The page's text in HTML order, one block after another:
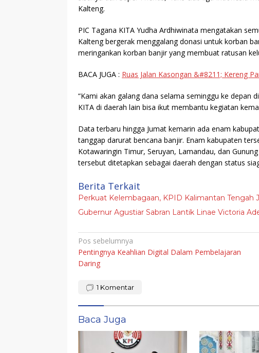
Kalteng.
PIC Tagana KITA Yudha Ardhiwinata mengatakan
Kalteng bergerak menggalang donasi untuk korban
meringankan korban banjir yang membuat ratusan
BACA JUGA : Ruas Jalan Kasongan &#8211; Kereng
“Kami akan galang dana selama seminggu ke depan
KITA di daerah lain bisa ikut membantu kegiatan
Data terbaru hingga Jumat kemarin ada enam
tanggap darurat bencana banjir. Enam kabupaten
Kotawaringin Timur, Seruyan, Lamandau, dan
tersebut ditetapkan sebagai daerah dengan status
Berita Terkait
Perkuat Kelembagaan, KPID Kalimantan Tengah
Gubernur Agustiar Sabran Lantik Linae Victoria
Navigasi
pos
Pos sebelumnya
Pentingnya Keahlian Digital Dalam Pembelajaran
Daring
1 Komentar
Baca Juga